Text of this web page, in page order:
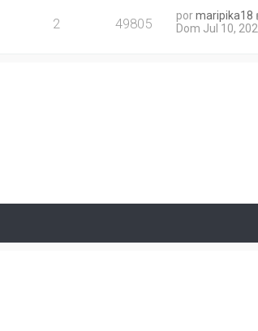
2 49805 pormaripika18
Dom Jul 10,